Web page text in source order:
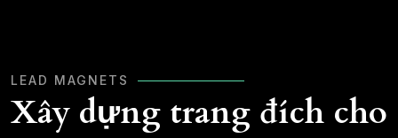
LEAD MAGNETS
Xây dựng trang đích cho